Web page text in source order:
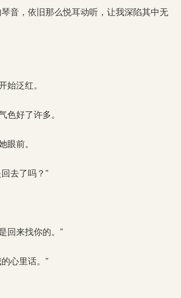
音，依旧那么悦耳动听，让我深陷其中无
泛红。
好了许多。
前。
去了吗？”
回来找你的。”
心里话。”